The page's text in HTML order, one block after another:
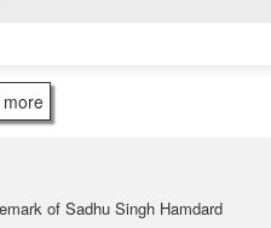
of Sadhu Singh Hamdard